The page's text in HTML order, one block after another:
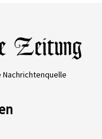
Nachrichtenquelle